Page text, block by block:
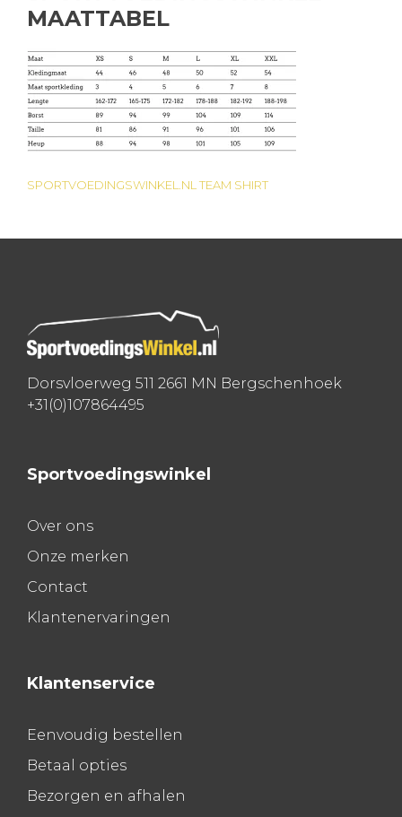
MAATTABEL
Bericht
navigatie
SPORTVOEDINGSWINKEL.NL TEAM SHIRT
Dorsvloerweg 511 2661 MN Bergschenhoek
+31(0)107864495
Sportvoedingswinkel
Over ons
Onze merken
Contact
Klantenervaringen
Klantenservice
Eenvoudig bestellen
Betaal opties
Bezorgen en afhalen